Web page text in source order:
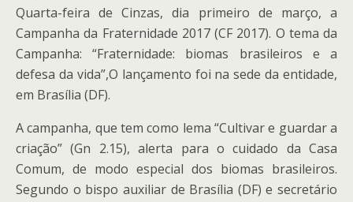
Quarta-feira de Cinzas, dia primeiro de março, a
Campanha da Fraternidade 2017 (CF 2017). O tema da
Campanha: “Fraternidade: biomas brasileiros e a
defesa da vida”,O lançamento foi na sede da entidade,
em Brasília (DF).
A campanha, que tem como lema “Cultivar e guardar a
criação” (Gn 2.15), alerta para o cuidado da Casa
Comum, de modo especial dos biomas brasileiros.
Segundo o bispo auxiliar de Brasília (DF) e secretário